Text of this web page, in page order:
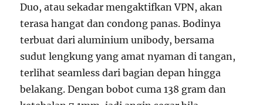
Duo, atau sekadar mengaktifkan VPN, akan
terasa hangat dan condong panas. Bodinya
terbuat dari aluminium unibody, bersama
sudut lengkung yang amat nyaman di tangan,
terlihat seamless dari bagian depan hingga
belakang. Dengan bobot cuma 138 gram dan